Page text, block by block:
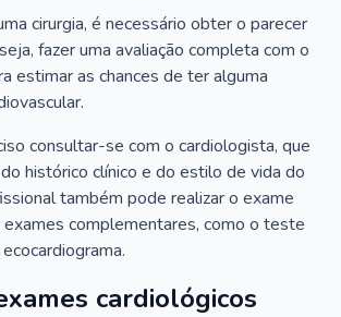
cirurgia, é necessário obter o parecer
fazer uma avaliação completa com o
estimar as chances de ter alguma
consultar-se com o cardiologista, que
histórico clínico e do estilo de vida do
também pode realizar o exame
exames complementares, como o teste
cardiológicos